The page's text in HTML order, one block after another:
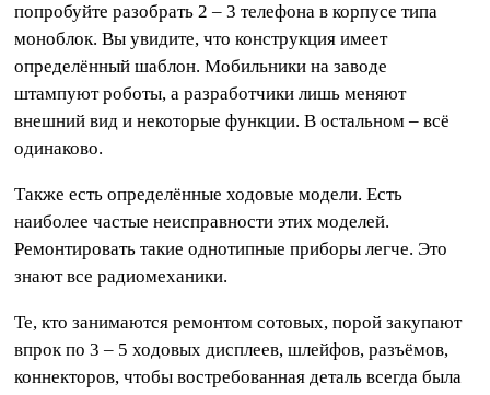
попробуйте разобрать 2 – 3 телефона в корпусе типа
моноблок. Вы увидите, что конструкция имеет
определённый шаблон. Мобильники на заводе
штампуют роботы, а разработчики лишь меняют
внешний вид и некоторые функции. В остальном – всё
одинаково.
Также есть определённые ходовые модели. Есть
наиболее частые неисправности этих моделей.
Ремонтировать такие однотипные приборы легче. Это
знают все радиомеханики.
Те, кто занимаются ремонтом сотовых, порой закупают
впрок по 3 – 5 ходовых дисплеев, шлейфов, разъёмов,
коннекторов, чтобы востребованная деталь всегда была